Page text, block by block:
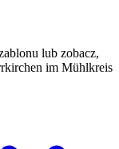
lub zobacz,
im Mühlkreis